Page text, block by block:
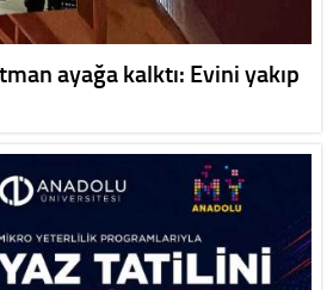
ayağa kalktı: Evini yakıp